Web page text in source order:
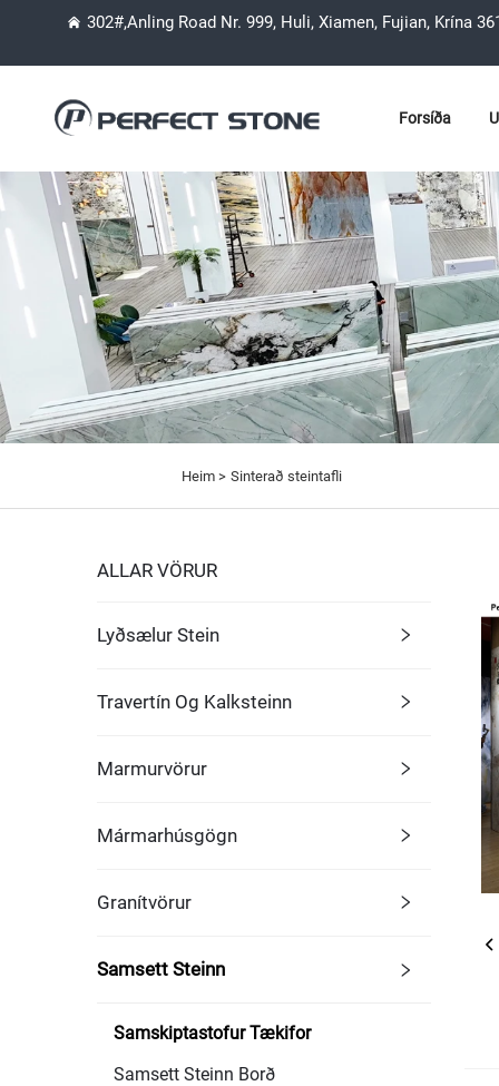
302#,Anling Road Nr. 999, Huli, Xiamen, Fujian, Krína
Forsíða
Heim > Sinterað steintafli
ALLAR VÖRUR
Lyðsælur Stein
Travertín Og Kalksteinn
Marmurvörur
Mármarhúsgögn
Granítvörur
Samsett Steinn
Samskiptastofur Tækifor
Samsett Steinn Borð